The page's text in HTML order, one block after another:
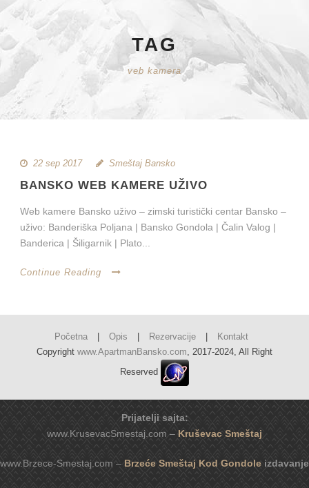
TAG
veb kamera
22 sep 2017 Smeštaj Bansko
BANSKO WEB KAMERE UŽIVO
Web kamere Bansko uživo – zimski turistički centar Bansko –
uživo: Banderiška Poljana | Bansko Gondola | Čalin Valog |
Banderica | Šiligarnik | Plato...
Continue Reading
Početna Opis Rezervacije
Kontakt
Copyright www.ApartmanBansko.com, 2017-2024, All Right
Reserved
Prijatelji sajta:
www.KrusevacSmestaj.com –Kruševac Smeštaj
www.Brzece-Smestaj.com – Brzeće Smeštaj Kod Gondole izdavanje